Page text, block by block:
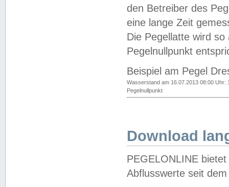
den Betreiber des
eine lange Zeit
Die Pegellatte wird
Pegelnullpunkt
Beispiel am Pegel
Wasserstand am 16.07.2013 08:00 Uhr:
Pegelnullpunkt
Download
PEGELONLINE
Abflusswerte seit